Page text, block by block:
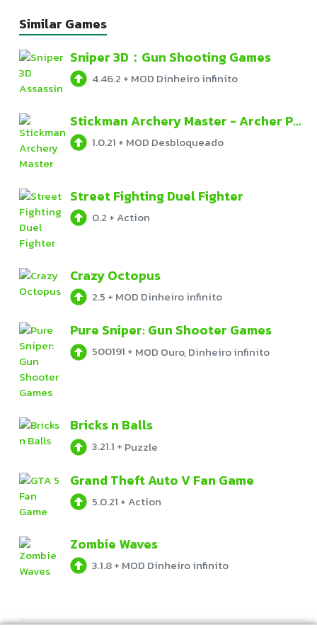
Similar Games
Sniper 3D：Gun Shooting Games
4.46.2 + MOD Dinheiro infinito
Stickman Archery Master - Archer Puzzle Warrior
1.0.21 + MOD Desbloqueado
Street Fighting Duel Fighter
0.2 + Action
Crazy Octopus
2.5 + MOD Dinheiro infinito
Pure Sniper: Gun Shooter Games
500191 + MOD Ouro, Dinheiro infinito
Bricks n Balls
3.21.1 + Puzzle
Grand Theft Auto V Fan Game
5.0.21 + Action
Zombie Waves
3.1.8+ MOD Dinheiro infinito